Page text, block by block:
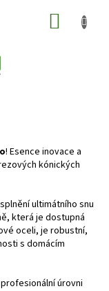
! Esence inovace a
kónických
ultimátního snu
která je dostupná
oceli, je robustní,
s domácím
úrovni